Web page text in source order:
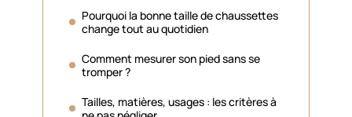
Pourquoi la bonne taille de chaussettes
change tout au quotidien
Comment mesurer son pied sans se
tromper ?
Tailles, matières, usages : les critères à